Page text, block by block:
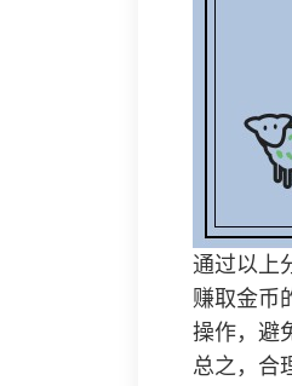
通过以上
赚取金币
操作，避
总之，合